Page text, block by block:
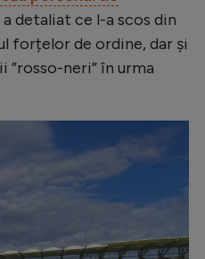
a detaliat ce l-a scos din
forțelor de ordine, dar și
neri” în urma